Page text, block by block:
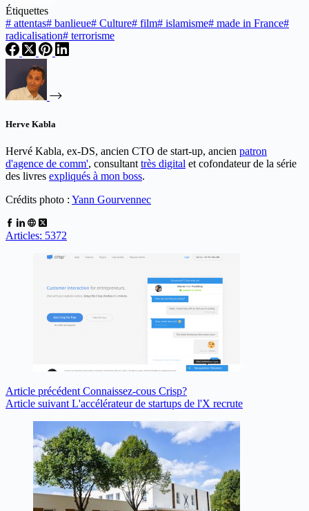
Étiquettes
# attentas# banlieue# Culture# film# islamisme# made in France#
radicalisation# terrorisme
Herve Kabla
Hervé Kabla, ex-DS, ancien CTO de start-up, ancien patron
d'agence de comm', consultant très digital et cofondateur de la série
des livres expliqués à mon boss.
Crédits photo : Yann Gourvennec
Articles: 5372
Article précédent Connaissez-cous Crisp?
Article suivant L'accélérateur de startups de l'X recrute